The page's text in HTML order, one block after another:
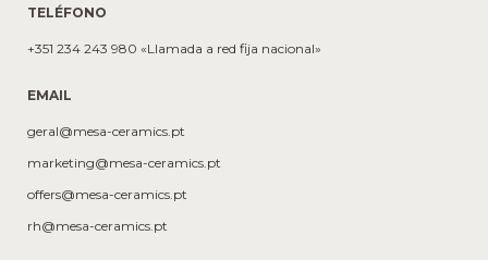
TELÉFONO
+351 234 243 980 «Llamada a red fija nacional»
EMAIL
geral@mesa-ceramics.pt
marketing@mesa-ceramics.pt
offers@mesa-ceramics.pt
rh@mesa-ceramics.pt